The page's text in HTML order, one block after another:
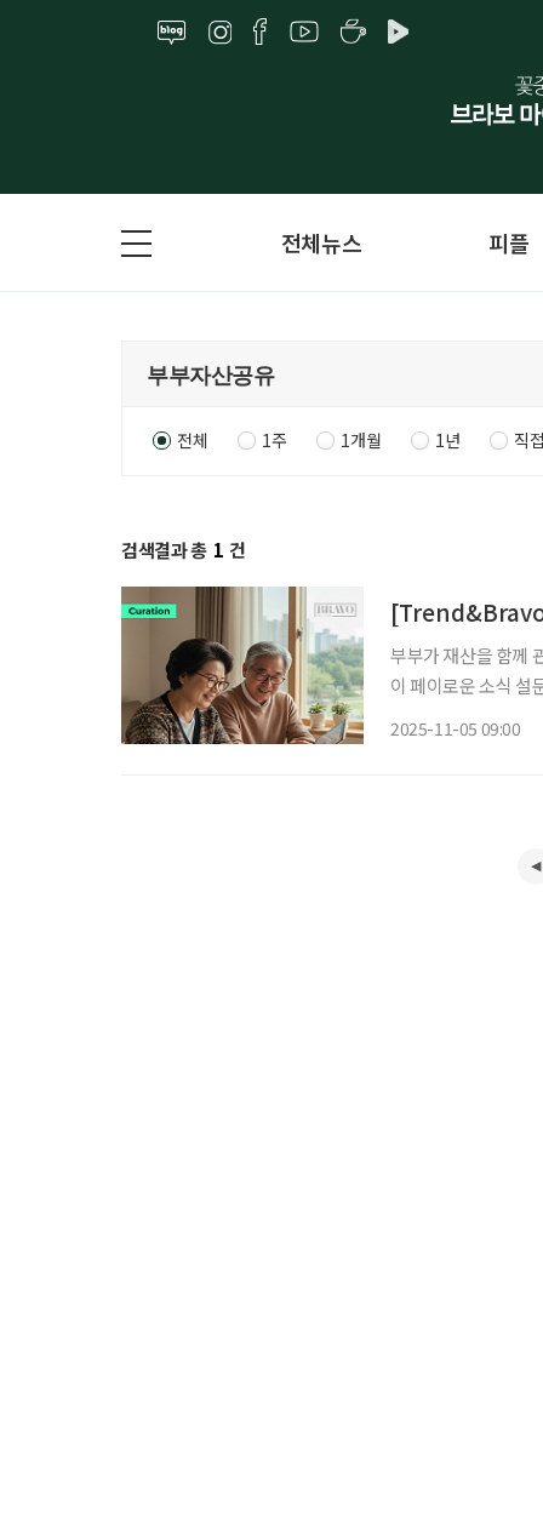
전체뉴스 피플
전체 1주 1개월 1년 직
검색결과 총 1 건
[Trend&Bravo]
부부가 재산을 함께
이 페이로운 소식 설
2025-11-05 09:00